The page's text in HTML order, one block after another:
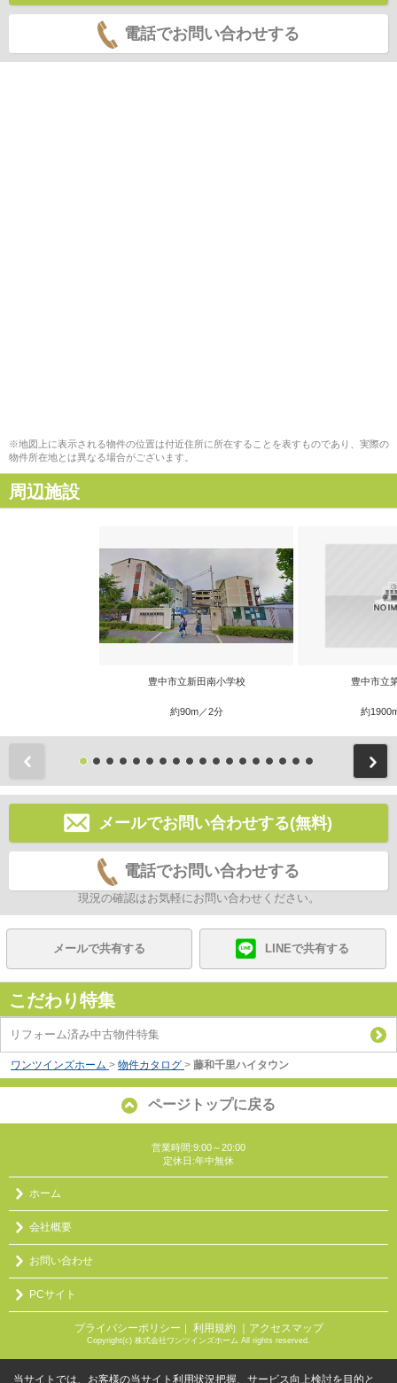
電話でお問い合わせする
※地図上に表示される物件の位置は付近住所に所在することを表すものであり、実際の
物件所在地とは異なる場合がございます。
周辺施設
豊中市立新田南小学校
約90m／2分
豊中市立
約
メールでお問い合わせする(無料)
電話でお問い合わせする
現況の確認はお気軽にお問い合わせください。
メールで共有する LINEで共有する
こだわり特集
リフォーム済み中古物件特集
ワンツインズホーム > 物件カタログ > 藤和千里ハイタウン
ページトップに戻る
営業時間:9:00～20:00
定休日:年中無休
ホーム
会社概要
お問い合わせ
PCサイト
プライバシーポリシー 利用規約 ｜アクセスマップ
Copyright(c) 株式会社ワンツインズホーム All rights reserved.
当サイトでは、お客様の当サイト利用状況把握、サービス向上検討を目的と